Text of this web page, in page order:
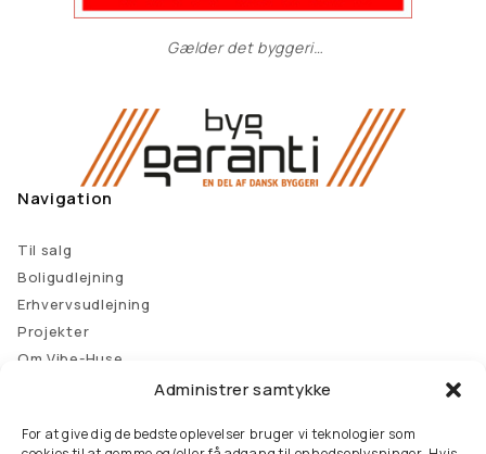
Administrer samtykke
For at give dig de bedste oplevelser bruger vi teknologier som
Gælder det byggeri…
Navigation
Til salg
Boligudlejning
Erhvervsudlejning
Projekter
Om Vibe-Huse